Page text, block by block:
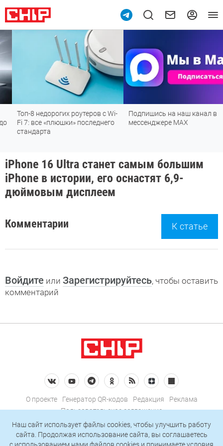
Топ-8 недорогих роутеров с Wi-
Fi 7: все «плюшки» последнего
стандарта
Подпишись на наш канал в
мессенджере МАХ
iPhone 16 Ultra станет самым большим
iPhone в истории, его оснастят 6,9-
дюймовым дисплеем
Комментарии К статье
Войдите или Зарегистрируйтесь, чтобы оставить
комментарий
О проекте Генератор QR-кодов Редакция
Реклама
Пользовательское соглашение
Политика конфиденциальности
Подписаться на рассылку
Наш сайт использует файлы cookies, чтобы улучшить работу
сайта. Продолжая использование сайта, вы соглашаетесь